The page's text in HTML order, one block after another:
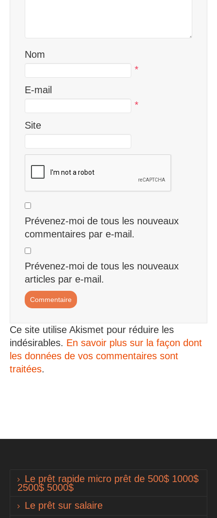
Nom
*
E-mail
*
Site
Prévenez-moi de tous les nouveaux
commentaires par e-mail.
Prévenez-moi de tous les nouveaux
articles par e-mail.
Ce site utilise Akismet pour réduire les
indésirables. En savoir plus sur la façon dont
les données de vos commentaires sont
traitées.
Le prêt rapide micro prêt de 500$ 1000$
2500$ 5000$
Le prêt sur salaire